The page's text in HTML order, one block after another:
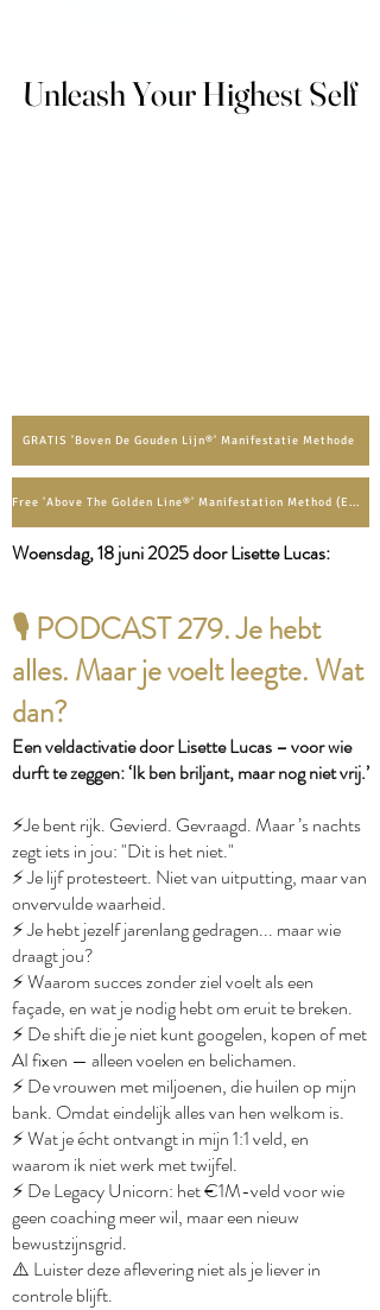
Unleash Your Highest Self
Unleash Your Highest Self
GRATIS 'Boven De Gouden Lijn®' Manifestatie Methode
Free 'Above The Golden Line®' Manifestation Method (English)
​Woensdag, 18 juni2025 door Lisette Lucas:​
🎙️PODCAST 279. Je hebt
alles. Maar je voelt leegte. Wat
dan?
Een veldactivatie door Lisette Lucas – voor wie
durft te zeggen: ‘Ik ben briljant, maar nog niet vrij.’
⚡️Je bent rijk. Gevierd. Gevraagd. Maar ’s nachts
zegt iets in jou: "Dit is het niet."
⚡️ Je lijf protesteert. Niet van uitputting, maar van
onvervulde waarheid.
⚡️ Je hebt jezelf jarenlang gedragen... maar wie
draagt jou?
⚡️ Waarom succes zonder ziel voelt als een
façade, en wat je nodig hebt om eruit te breken.
⚡️ De shift die je niet kunt googelen, kopen of met
AI fixen — alleen voelen en belichamen.
⚡️ De vrouwen met miljoenen, die huilen op mijn
bank. Omdat eindelijk alles van hen welkom is.
⚡️ Wat je écht ontvangt in mijn 1:1 veld, en
waarom ik niet werk met twijfel.
⚡️ De Legacy Unicorn: het €1M-veld voor wie
geen coaching meer wil, maar een nieuw
bewustzijnsgrid.
⚠️ Luister deze aflevering niet als je liever in
controle blijft.